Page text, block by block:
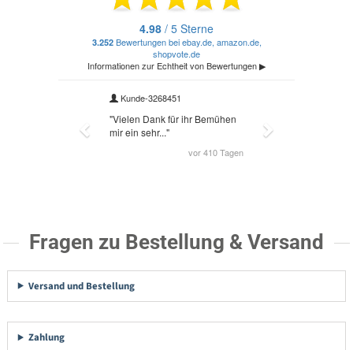
Fragen zu Bestellung & Versand
Versand und Bestellung
Zahlung